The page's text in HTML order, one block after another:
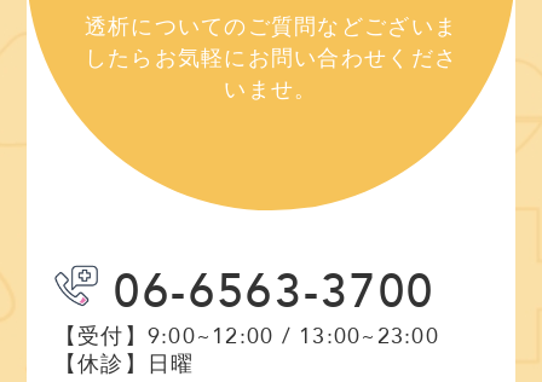
透析についてのご質問などございま
したら お気軽にお問い合わせくださ
いませ。
06-6563-3700
【受付】 9:00~12:00 / 13:00~23:00
【休診】
日曜